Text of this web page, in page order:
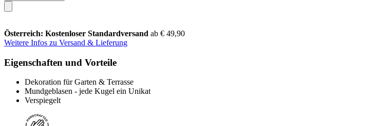
Österreich: Kostenloser Standardversand ab € 49,90
Weitere Infos zu Versand & Lieferung
Eigenschaften und Vorteile
Dekoration für Garten & Terrasse
Mundgeblasen - jede Kugel ein Unikat
Verspiegelt